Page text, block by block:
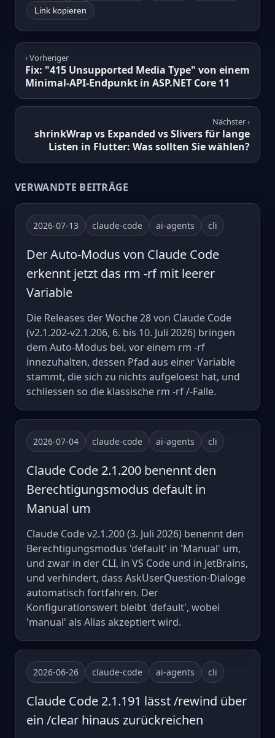
Link kopieren
‹ Vorheriger
Fix: "415 Unsupported Media Type" von einem
Minimal-API-Endpunkt in ASP.NET Core 11
Nächster ›
shrinkWrap vs Expanded vs Slivers für lange
Listen in Flutter: Was sollten Sie wählen?
VERWANDTE BEITRÄGE
2026-07-13 claude-code ai-agents cli
Der Auto-Modus von Claude Code
erkennt jetzt das rm -rf mit leerer
Variable
Die Releases der Woche 28 von Claude Code
(v2.1.202-v2.1.206, 6. bis 10. Juli 2026) bringen
dem Auto-Modus bei, vor einem rm -rf
innezuhalten, dessen Pfad aus einer Variable
stammt, die sich zu nichts aufgeloest hat, und
schliessen so die klassische rm -rf /-Falle.
2026-07-04 claude-code ai-agents cli
Claude Code 2.1.200 benennt den
Berechtigungsmodus default in
Manual um
Claude Code v2.1.200 (3. Juli 2026) benennt den
Berechtigungsmodus 'default' in 'Manual' um,
und zwar in der CLI, in VS Code und in JetBrains,
und verhindert, dass AskUserQuestion-Dialoge
automatisch fortfahren. Der
Konfigurationswert bleibt 'default', wobei
'manual' als Alias akzeptiert wird.
2026-06-26 claude-code ai-agents cli
Claude Code 2.1.191 lässt /rewind über
ein /clear hinaus zurückreichen